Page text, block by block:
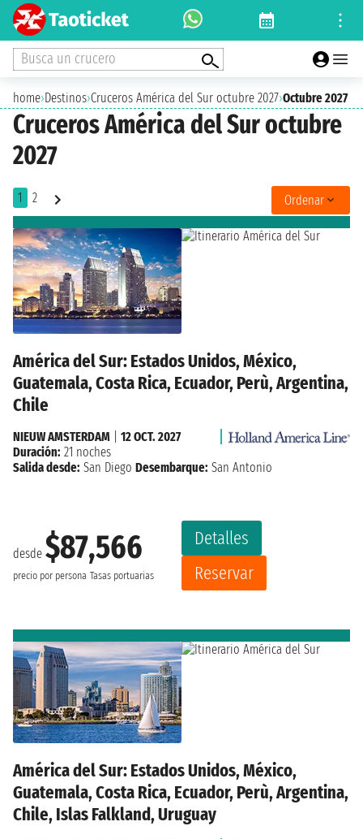
Busca un crucero
home›Destinos›Cruceros América del Sur octubre 2027›Octubre 2027
Cruceros América del Sur octubre
2027
1 2 Ordenar
América del Sur: Estados Unidos, México,
Guatemala, Costa Rica, Ecuador, Perù, Argentina,
Chile
desde $87,566
precio por persona Tasas portuarias
Detalles
Reservar
NIEUW AMSTERDAM
12 OCT. 2027
Duración: 21 noches
Salida desde: San Diego Desembarque: San Antonio
América del Sur: Estados Unidos, México,
Guatemala, Costa Rica, Ecuador, Perù, Argentina,
Chile, Islas Falkland, Uruguay